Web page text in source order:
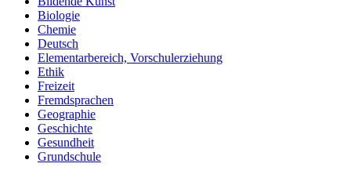
Biologie
Chemie
Deutsch
Elementarbereich, Vorschulerziehung
Ethik
Freizeit
Fremdsprachen
Geographie
Geschichte
Gesundheit
Grundschule